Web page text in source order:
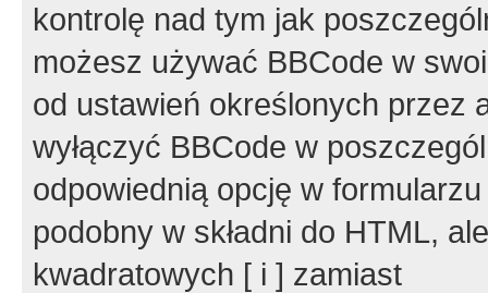
kontrolę nad tym jak
możesz używać BBCode w
od ustawień określonych przez
wyłączyć BBCode w
odpowiednią opcję w
podobny w składni do HTML,
kwadratowych [ i ] zamiast